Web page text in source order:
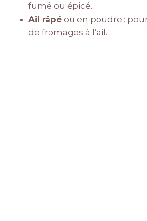
fumé ou épicé.
Ail râpé ou en poudre :
de fromages à l’ail.